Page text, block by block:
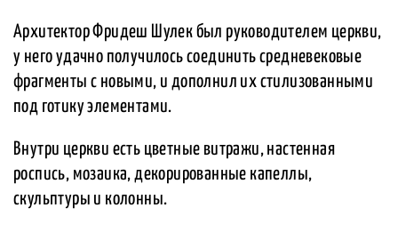
Архитектор Фридеш Шулек был руководителем церкви,
у него удачно получилось соединить средневековые
фрагменты с новыми, и дополнил их стилизованными
под готику элементами.
Внутри церкви есть цветные витражи, настенная
роспись, мозаика, декорированные капеллы,
скульптуры и колонны.